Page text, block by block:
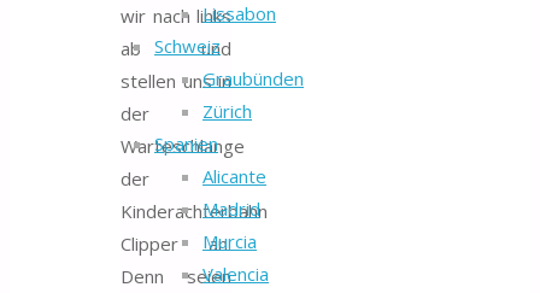
Lissabon
Schweiz
Graubünden
Zürich
Spanien
Alicante
Madrid
Murcia
Valencia
wir nach links
ab und
stellen uns in
der
Warteschlange
der
Kinderachterbahn
Clipper an.
Denn seien